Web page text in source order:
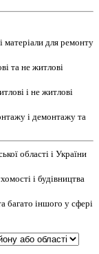
матеріали для ремонту
та не житлові
і не житлові
і демонтажу та
області і України
і будівництва
багато іншого у сфері